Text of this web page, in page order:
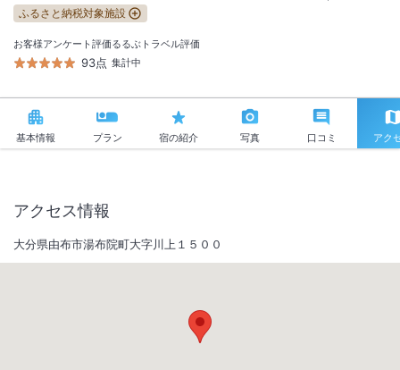
ふるさと納税対象施設
お客様アンケート評価
93点
るるぶトラベル評価
集計中
基本情報 プラン 宿の紹介 写真 口コミ アク
アクセス情報
大分県由布市湯布院町大字川上１５００